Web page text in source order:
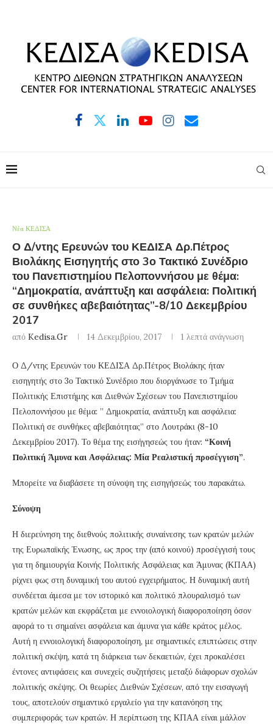
Νέα ΚΕΔΙΣΑ
Ο Δ/ντης Ερευνών του ΚΕΔΙΣΑ Δρ.Πέτρος
Βιολάκης Εισηγητής στο 3ο Τακτικό Συνέδριο
του Πανεπιστημίου Πελοποννήσου με θέμα:
“Δημοκρατία, ανάπτυξη και ασφάλεια: Πολιτική
σε συνθήκες αβεβαιότητας”-8/10 Δεκεμβρίου
2017
από Kedisa.gr 14 Δεκεμβρίου, 2017 1 λεπτά ανάγνωση
Ο Δ/ντης Ερευνών του ΚΕΔΙΣΑ Δρ.Πέτρος Βιολάκης ήταν
εισηγητής στο 3ο Τακτικό Συνέδριο που διοργάνωσε το Τμήμα
Πολιτικής Επιστήμης και Διεθνών Σχέσεων του Πανεπιστημίου
Πελοποννήσου με θέμα: ” Δημοκρατία, ανάπτυξη και ασφάλεια:
Πολιτική σε συνθήκες αβεβαιότητας” στο Λουτράκι (8-10
Δεκεμβρίου 2017). Το θέμα της εισήγησεώς του ήταν: “Κοινή
Πολιτική Άμυνα και Ασφάλειας: Μία Ρεαλιστική προσέγγιση”.
Μπορείτε να διαβάσετε τη σύνοψη της εισηγήσεώς του παρακάτω.
Σύνοψη
Η διερεύνηση της διεθνούς πολιτικής συναίνεσης των κρατών μελών
της Ευρωπαϊκής Ένωσης, ως προς την (από κοινού) προσέγγισή τους
για τη δημιουργία Κοινής Πολιτικής Ασφάλειας και Άμυνας (ΚΠΑΑ)
ρίχνει φως στη δυναμική του αυτού εγχειρήματος. Η δυναμική αυτή
συνδέεται άμεσα με τον ιστορικό και πολιτικό πλουραλισμό των
κρατών μελών και εκφράζεται με εννοιολογική διαφοροποίηση όσον
αφορά το τι σημαίνει ασφάλεια και άμυνα για κάθε κράτος μέλος.
Αυτή η εννοιολογική διαφοροποίηση, με σημαντικές επιπτώσεις στην
πολιτική σκέψη, κατά τη διάρκεια των δεκαετιών, έχει προκαλέσει
έντονες αντιφάσεις και συνεχείς συζητήσεις μεταξύ διάφορων σχολών
πολιτικής σκέψης. Οι θεωρίες Διεθνών Σχέσεων, από την εισαγωγή
τους, αποτελούν σημαντικό εργαλείο για την κατανόηση της
συμπεριφοράς των κρατών. Η περίπτωση της ΚΠΑΑ είναι μάλλον